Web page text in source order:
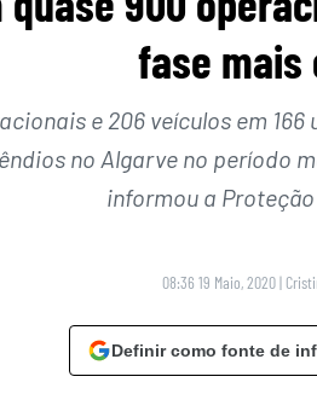
fase mais
e 206 veículos em
no Algarve no período
informou a
08:36 19 Maio, 2020 |
Definir como fonte de